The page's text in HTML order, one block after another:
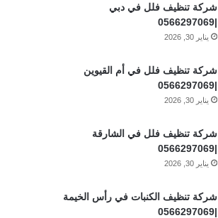
شركة تنظيف فلل في دبي
|0566297069
يناير 30, 2026
شركة تنظيف فلل في أم القيوين
|0566297069
يناير 30, 2026
شركة تنظيف فلل في الشارقة
|0566297069
يناير 30, 2026
شركة تنظيف الكنبات في رأس الخيمة
|0566297069